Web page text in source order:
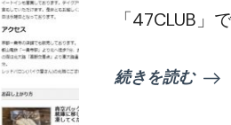
「47CLUB」
続きを読む